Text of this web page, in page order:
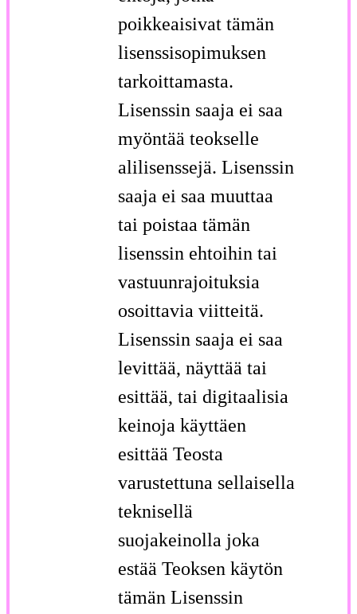
poikkeaisivat tämän
lisenssisopimuksen
tarkoittamasta.
Lisenssin saaja ei saa
myöntää teokselle
alilisenssejä. Lisenssin
saaja ei saa muuttaa
tai poistaa tämän
lisenssin ehtoihin tai
vastuunrajoituksia
osoittavia viitteitä.
Lisenssin saaja ei saa
levittää, näyttää tai
esittää, tai digitaalisia
keinoja käyttäen
esittää Teosta
varustettuna sellaisella
teknisellä
suojakeinolla joka
estää Teoksen käytön
tämän Lisenssin